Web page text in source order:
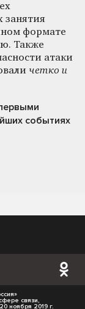
занятия
формате
Также
атаки
четко и
событиях
связи,
ноября 2019 г.